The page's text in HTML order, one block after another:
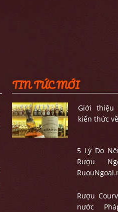
TIN TỨC MỚI
Giới thiệu
kiến thức
5 Lý Do
Rượu
Rượu
nước